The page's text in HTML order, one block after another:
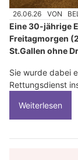
26.06.26 VON
Eine 30-jährige
Freitagmorgen
St.Gallen ohne
Sie wurde dabei
Rettungsdienst
Weiterlesen